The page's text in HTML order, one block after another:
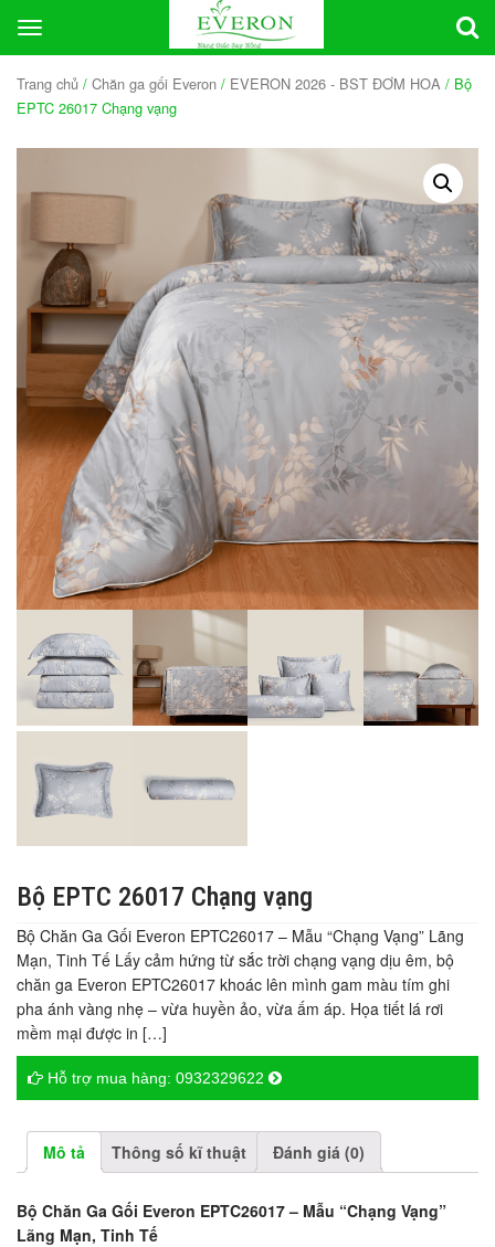
Toggle
navigation
Trang chủ / Chăn ga gối Everon / EVERON 2026 - BST ĐƠM HOA / Bộ
EPTC 26017 Chạng vạng
Bộ EPTC 26017 Chạng vạng
Bộ Chăn Ga Gối Everon EPTC26017 – Mẫu “Chạng Vạng” Lãng
Mạn, Tinh Tế Lấy cảm hứng từ sắc trời chạng vạng dịu êm, bộ
chăn ga Everon EPTC26017 khoác lên mình gam màu tím ghi
pha ánh vàng nhẹ – vừa huyền ảo, vừa ấm áp. Họa tiết lá rơi
mềm mại được in […]
Hỗ trợ mua hàng: 0932329622
Mô tả Thông số kĩ thuật Đánh giá (0)
Bộ Chăn Ga Gối Everon EPTC26017 – Mẫu “Chạng Vạng”
Lãng Mạn, Tinh Tế